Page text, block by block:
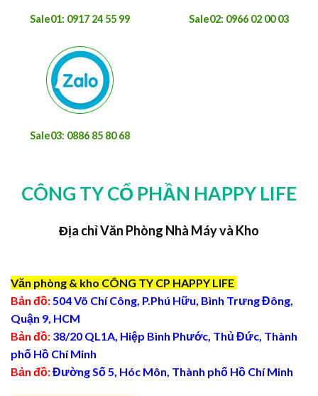
Sale01: 0917 24 55 99 Sale02: 0966 02 00 03
Sale03: 0886 85 80 68
CÔNG TY CỔ PHẦN HAPPY LIFE
Địa chỉ Văn Phòng Nhà Máy và Kho
Văn phòng & kho CÔNG TY CP HAPPY LIFE
Bản đồ: 504 Võ Chí Công, P.Phú Hữu, Bình Trưng Đông,
Quận 9, HCM
Bản đồ: 38/20 QL1A, Hiệp Bình Phước, Thủ Đức, Thành
phố Hồ Chí Minh
Bản đồ:Đường Số 5, Hóc Môn, Thành phố Hồ Chí Minh